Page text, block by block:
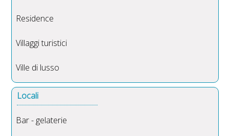
Residence
Villaggi turistici
Ville di lusso
Locali
Bar - gelaterie